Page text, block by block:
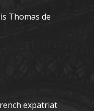
Thomas de
expatriat